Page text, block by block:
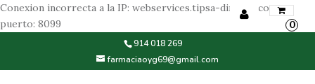
Conexion incorrecta a la IP: webservices.tipsa-dinapaq.com,
puerto: 8099
914 018 269
farmaciaoyg69@gmail.com
0
Iniciar sesión